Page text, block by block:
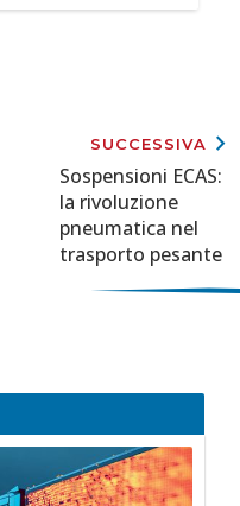
SUCCESSIVA keyboard_arrow_right
Sospensioni ECAS:
la rivoluzione
pneumatica nel
trasporto pesante